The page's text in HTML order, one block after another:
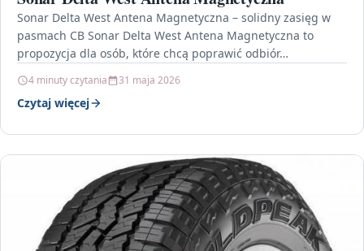
Sonar Delta West Antena Magnetyczna – solidny zasięg w
pasmach CB Sonar Delta West Antena Magnetyczna to
propozycja dla osób, które chcą poprawić odbiór…
4 minuty czytania 31 maja 2026
Czytaj więcej